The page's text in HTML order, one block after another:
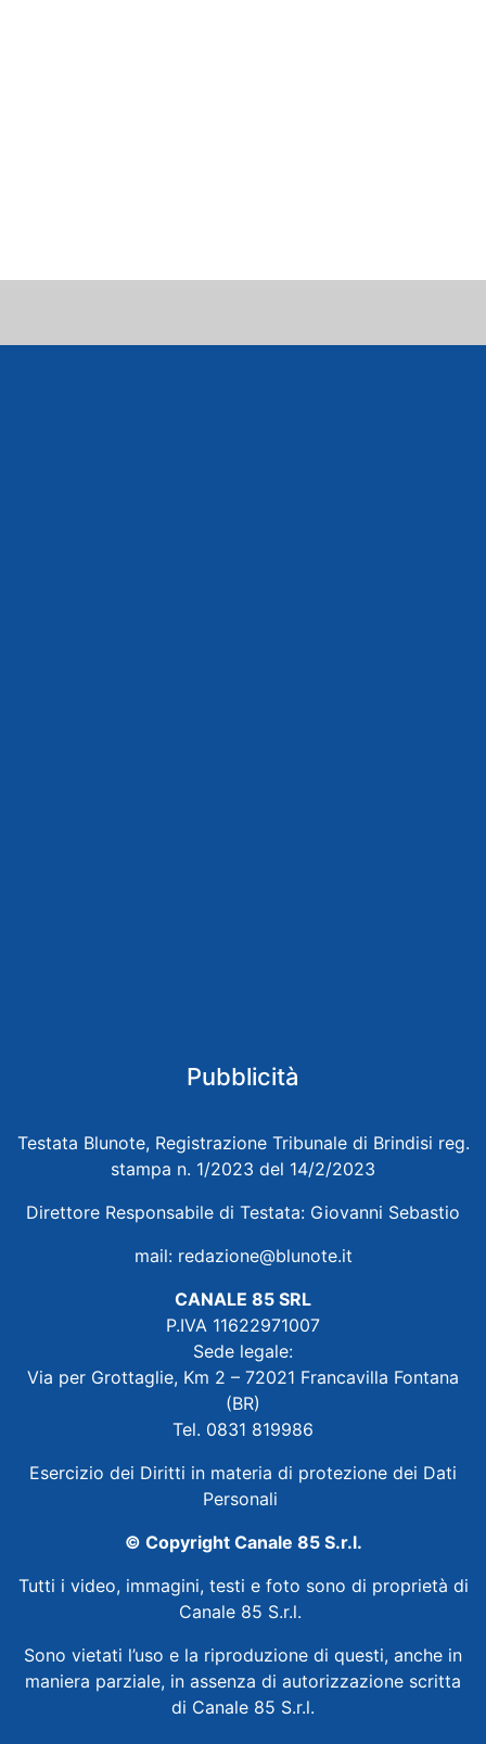
Pubblicità
Testata Blunote, Registrazione Tribunale di Brindisi reg.
stampa n. 1/2023 del 14/2/2023
Direttore Responsabile di Testata: Giovanni Sebastio
mail: redazione@blunote.it
CANALE 85 SRL
P.IVA 11622971007
Sede legale:
Via per Grottaglie, Km 2 – 72021 Francavilla Fontana
(BR)
Tel. 0831 819986
Esercizio dei Diritti in materia di protezione dei Dati
Personali
© Copyright Canale 85 S.r.l.
Tutti i video, immagini, testi e foto sono di proprietà di
Canale 85 S.r.l.
Sono vietati l’uso e la riproduzione di questi, anche in
maniera parziale, in assenza di autorizzazione scritta
di Canale 85 S.r.l.